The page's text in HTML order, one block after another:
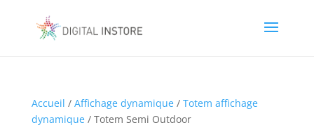
Accueil / Affichage dynamique/ Totem affichage
dynamique/ Totem Semi Outdoor